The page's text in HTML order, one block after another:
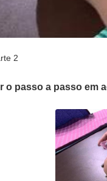
2
o passo a passo em